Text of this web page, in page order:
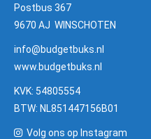
Postbus 367
9670 AJ WINSCHOTEN
info@budgetbuks.nl
www.budgetbuks.nl
KVK: 54805554
BTW: NL851447156B01
Volg ons op Instagram